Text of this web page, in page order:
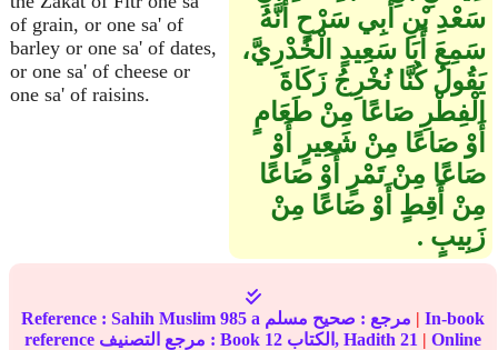
of grain, or one sa' of
barley or one sa' of dates,
or one sa' of cheese or
one sa' of raisins.
سَعْدِ بْنِ أَبِي سَرْحٍ أَنَّهُ
سَمِعَ أَبَا سَعِيدٍ الْخُدْرِيَّ،
يَقُولُ كُنَّا نُخْرِجُ زَكَاةَ
الْفِطْرِ صَاعًا مِنْ طَعَامٍ
أَوْ صَاعًا مِنْ شَعِيرٍ أَوْ
صَاعًا مِنْ تَمْرٍ أَوْ صَاعًا
مِنْ أَقِطٍ أَوْ صَاعًا مِنْ
زَبِيبٍ ‏.‏
Reference : Sahih Muslim 985 a مرجع : صحيح مسلم | In-book
reference مرجع التصنيف : Book 12 الكتاب, Hadith 21 | Online